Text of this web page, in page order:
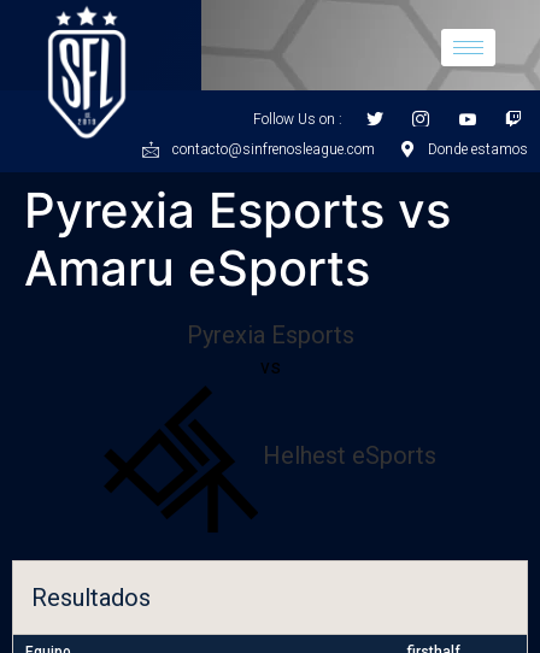
Follow Us on :
contacto@sinfrenosleague.com
Donde estamos
Pyrexia Esports vs
Amaru eSports
Pyrexia Esports
vs
Helhest eSports
Resultados